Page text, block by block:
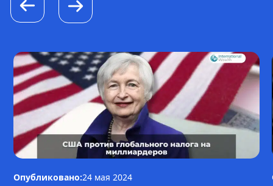
Опубликовано:24 мая 2024